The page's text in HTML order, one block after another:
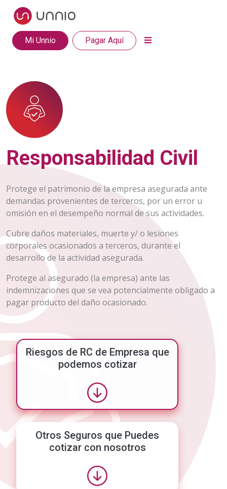
Mi Unnio Pagar Aquí
Responsabilidad Civil
Protege el patrimonio de la empresa asegurada ante
demandas provenientes de terceros, por un error u
omisión en el desempeño normal de sus actividades.
Cubre daños materiales, muerte y/ o lesiones
corporales ocasionados a terceros, durante el
desarrollo de la actividad asegurada.
Protege al asegurado (la empresa) ante las
indemnizaciones que se vea potencialmente obligado a
pagar producto del daño ocasionado.
Riesgos de RC de Empresa que
podemos cotizar
Otros Seguros que Puedes
cotizar con nosotros